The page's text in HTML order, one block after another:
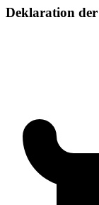
Deklaration der